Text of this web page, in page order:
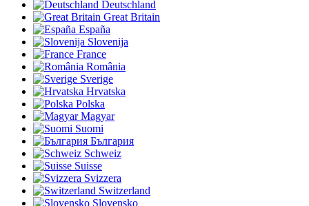
Deutschland
Great Britain
España
Slovenija
France
România
Sverige
Hrvatska
Polska
Magyar
Suomi
България
Schweiz
Suisse
Svizzera
Switzerland
Slovensko